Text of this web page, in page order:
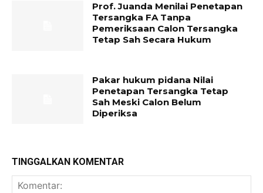
Prof. Juanda Menilai Penetapan
Tersangka FA Tanpa
Pemeriksaan Calon Tersangka
Tetap Sah Secara Hukum
Pakar hukum pidana Nilai
Penetapan Tersangka Tetap
Sah Meski Calon Belum
Diperiksa
TINGGALKAN KOMENTAR